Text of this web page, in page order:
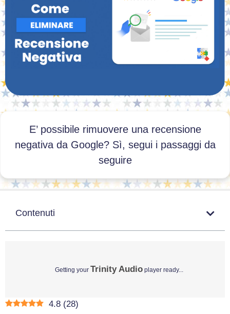
E’ possibile rimuovere una recensione
negativa da Google? Sì, segui i passaggi da
seguire
Contenuti
Getting your Trinity Audio player ready...
4.8 (28)